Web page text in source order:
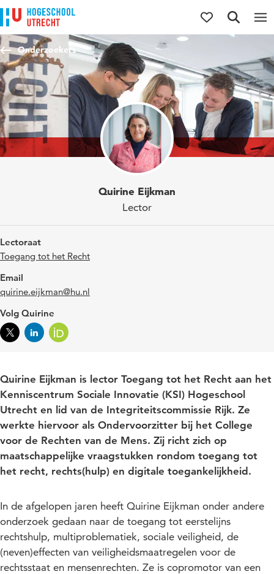
Direct naar de inhoud
Direct naar de hoofdnavigatie
Direct naar de zoekfunctie
Onderzoekers
Quirine Eijkman
Lector
Lectoraat
Toegang tot het Recht
Email
quirine.eijkman@hu.nl
Volg Quirine
Quirine Eijkman is lector Toegang tot het Recht aan het
Kenniscentrum Sociale Innovatie (KSI) Hogeschool
Utrecht en lid van de Integriteitscommissie Rijk. Ze
werkte hiervoor als Ondervoorzitter bij het College
voor de Rechten van de Mens. Zij richt zich op
maatschappelijke vraagstukken rondom toegang tot
het recht, rechts(hulp) en digitale toegankelijkheid.
In de afgelopen jaren heeft Quirine Eijkman onder andere
onderzoek gedaan naar de toegang tot eerstelijns
rechtshulp, multiproblematiek, sociale veiligheid, de
(neven)effecten van veiligheidsmaatregelen voor de
rechtsstaat en mensenrechten. Ze is copromotor van een